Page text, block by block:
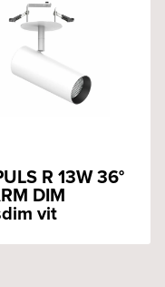
R 13W 36°
DIM
vit